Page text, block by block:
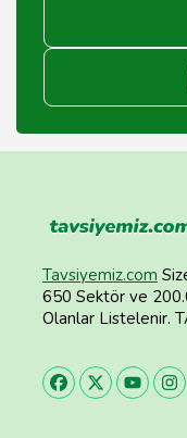
Tavsiyemiz.com
650 Sektör ve
Olanlar Listelenir.